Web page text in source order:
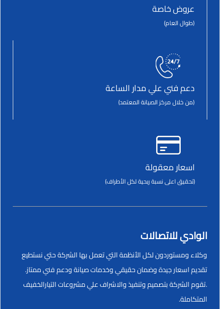
عروض خاصة
(طوال العام)
دعم فني علي مدار الساعة
(من خلال مركز الصيانة المعتمد)
اسعار معقولة
(تحقيق اعلى نسبة ربحية لكل الأطراف)
الوادي للاتصالات
وكلاء ومستوردون لكل الأنظمة التي تعمل بها الشركة حتي نستطيع
تقديم اسعار جيدة وضمان حقيقي وخدمات صيانة ودعم فني ممتاز.
.تقوم الشركة بتصميم وتنفيذ والاشراف علي مشروعات التيارالخفيف
المتكاملة.